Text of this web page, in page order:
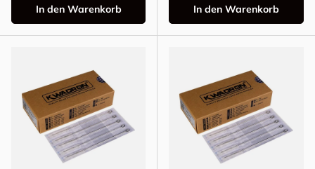
In den Warenkorb In den Warenkorb